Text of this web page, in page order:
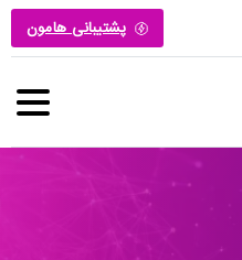
پشتیبانی هامون